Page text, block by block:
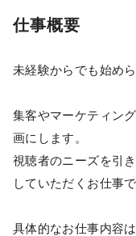
仕事概要
未経験からでも始め
集客やマーケティン
画にします。
視聴者のニーズを引
していただくお仕事で
具体的なお仕事内容は